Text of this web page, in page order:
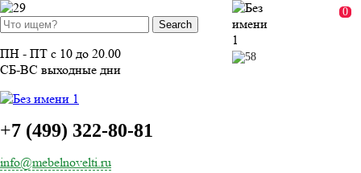
0
ПН - ПТ с 10 до 20.00
СБ-ВС выходные дни
+7 (499) 322-80-81
info@mebelnovelti.ru